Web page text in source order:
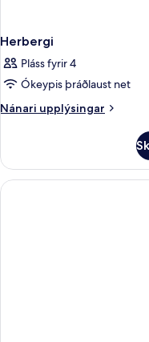
Herbergi
Pláss fyrir 4
Ókeypis þráðlaust net
Nánari upplýsingar
Nánari